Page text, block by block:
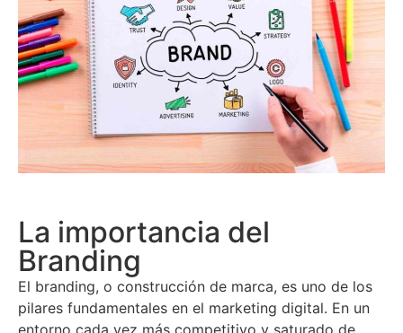
La importancia del
Branding
El branding, o construcción de marca, es uno de los
pilares fundamentales en el marketing digital. En un